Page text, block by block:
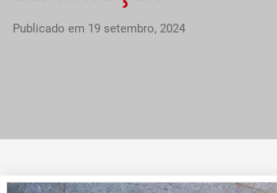
Publicado em 19 setembro, 2024